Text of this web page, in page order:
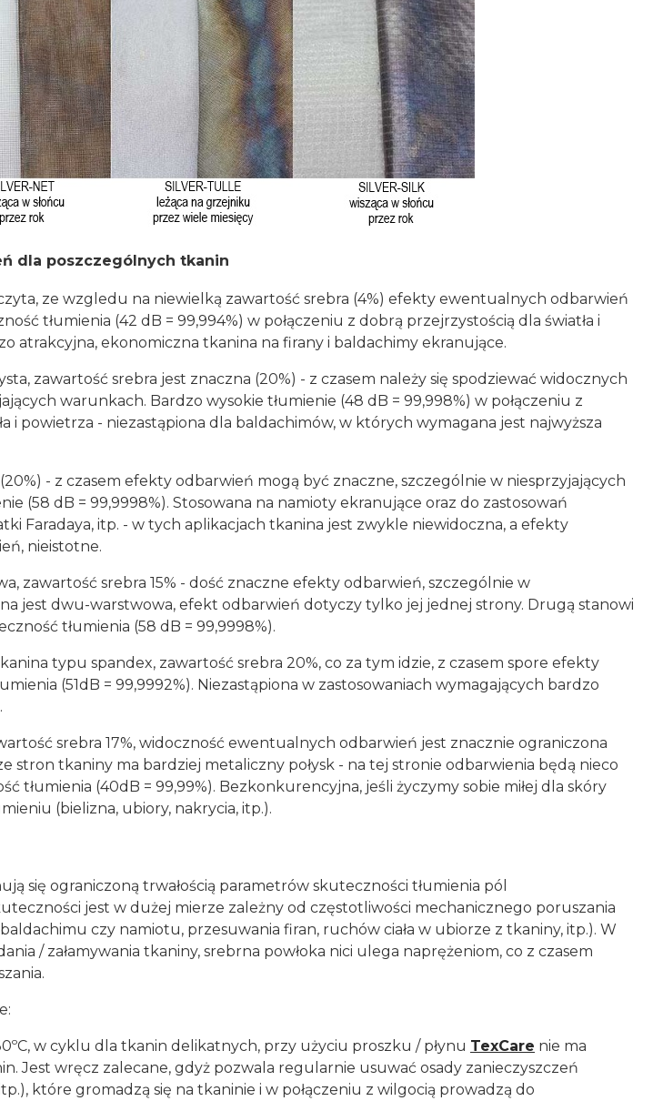
dla poszczególnych tkanin
ze wzgledu na niewielką zawartość srebra (4%) efekty ewentualnych odbarwień
tłumienia (42 dB = 99,994%) w połączeniu z dobrą przejrzystością dla światła i
atrakcyjna, ekonomiczna tkanina na firany i baldachimy ekranujące.
zawartość srebra jest znaczna (20%) - z czasem należy się spodziewać widocznych
warunkach. Bardzo wysokie tłumienie (48 dB = 99,998%) w połączeniu z
i powietrza - niezastąpiona dla baldachimów, w których wymagana jest najwyższa
- z czasem efekty odbarwień mogą być znaczne, szczególnie w niesprzyjających
(58 dB = 99,9998%). Stosowana na namioty ekranujące oraz do zastosowań
Faradaya, itp. - w tych aplikacjach tkanina jest zwykle niewidoczna, a efekty
nieistotne.
zawartość srebra 15% - dość znaczne efekty odbarwień, szczególnie w
jest dwu-warstwowa, efekt odbarwień dotyczy tylko jej jednej strony. Drugą stanowi
tłumienia (58 dB = 99,9998%).
typu spandex, zawartość srebra 20%, co za tym idzie, z czasem spore efekty
(51dB = 99,9992%). Niezastąpiona w zastosowaniach wymagających bardzo
srebra 17%, widoczność ewentualnych odbarwień jest znacznie ograniczona
stron tkaniny ma bardziej metaliczny połysk - na tej stronie odbarwienia będą nieco
tłumienia (40dB = 99,99%). Bezkonkurencyjna, jeśli życzymy sobie miłej dla skóry
(bielizna, ubiory, nakrycia, itp.).
się ograniczoną trwałością parametrów skuteczności tłumienia pól
jest w dużej mierze zależny od częstotliwości mechanicznego poruszania
baldachimu czy namiotu, przesuwania firan, ruchów ciała w ubiorze z tkaniny, itp.). W
/ załamywania tkaniny, srebrna powłoka nici ulega naprężeniom, co z czasem
w cyklu dla tkanin delikatnych, przy użyciu proszku / płynu TexCare nie ma
Jest wręcz zalecane, gdyż pozwala regularnie usuwać osady zanieczyszczeń
które gromadzą się na tkaninie i w połączeniu z wilgocią prowadzą do